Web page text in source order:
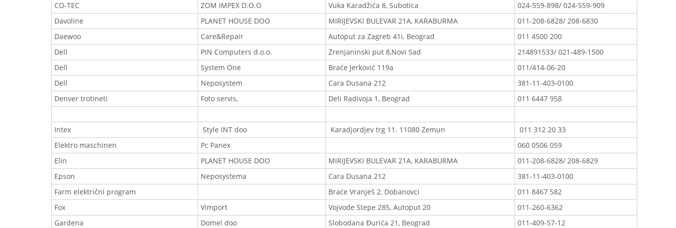
CO-TEC
ZOM IMPEX D.O.O Vuka Karadžića 8, Subotica
024-559-898/ 024-559-909
Davoline
PLANET HOUSE DOO MIRIJEVSKI BULEVAR 21A, KARABURMA
011-208-6828/ 208-6830
Daewoo
Care&Repair Autoput za Zagreb 41i, Beograd
011 4500 200
Dell
PIN Computers d.o.o. Zrenjaninski put 8,Novi Sad
214891533/ 021-489-1500
Dell
System One Braće Jerković 119a
011/414-06-20
Dell
Neposystem Cara Dusana 212
381-11-403-0100
Denver trotineti
Foto servis, Deli Radivoja 1, Beograd 011 6447 958
Intex Style INT doo Karadjordjev trg 11. 11080 Zemun
011 312 20 33
Elektro maschinen
Pc Panex
060 0506 059
Elin
PLANET HOUSE DOO MIRIJEVSKI BULEVAR 21A, KARABURMA
011-208-6828/ 208-6829
Epson
Neposystema Cara Dusana 212
381-11-403-0100
Farm električni program
Braće Vranješ 2, Dobanovci
011 8467 582
Fox
Vimport Vojvode Stepe 285, Autoput 20
011-260-6362
Gardena
Domel doo Slobodana Đurića 21, Beograd
011-409-57-12